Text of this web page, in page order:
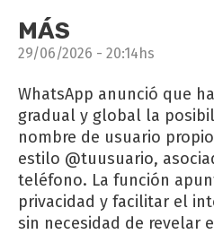
MÁS
29/06/2026 - 20:14hs
WhatsApp anunció que
gradual y global la
nombre de usuario
estilo @tuusuario,
teléfono. La función
privacidad y facilitar el
sin necesidad de revelar